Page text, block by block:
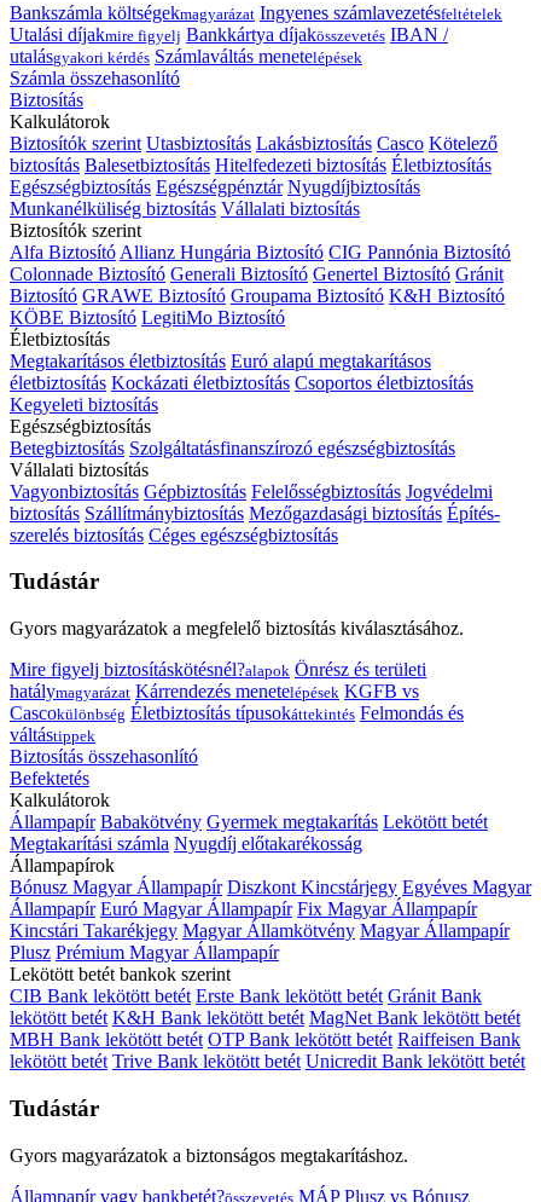
Bankszámla költségekmagyarázat Ingyenes számlavezetésfeltételek
Utalási díjakmire figyelj Bankkártya díjakösszevetés IBAN /
utalásgyakori kérdés Számlaváltás menetelépések
Számla összehasonlító
Biztosítás
Kalkulátorok
Biztosítók szerint Utasbiztosítás Lakásbiztosítás Casco Kötelező
biztosítás Balesetbiztosítás Hitelfedezeti biztosítás Életbiztosítás
Egészségbiztosítás Egészségpénztár Nyugdíjbiztosítás
Munkanélküliség biztosítás Vállalati biztosítás
Biztosítók szerint
Alfa Biztosító Allianz Hungária Biztosító CIG Pannónia Biztosító
Colonnade Biztosító Generali Biztosító Genertel Biztosító Gránit
Biztosító GRAWE Biztosító Groupama Biztosító K&H Biztosító
KÖBE Biztosító LegitiMo Biztosító
Életbiztosítás
Megtakarításos életbiztosítás Euró alapú megtakarításos
életbiztosítás Kockázati életbiztosítás Csoportos életbiztosítás
Kegyeleti biztosítás
Egészségbiztosítás
Betegbiztosítás Szolgáltatásfinanszírozó egészségbiztosítás
Vállalati biztosítás
Vagyonbiztosítás Gépbiztosítás Felelősségbiztosítás Jogvédelmi
biztosítás Szállítmánybiztosítás Mezőgazdasági biztosítás Építés-
szerelés biztosítás Céges egészségbiztosítás
Tudástár
Gyors magyarázatok a megfelelő biztosítás kiválasztásához.
Mire figyelj biztosításkötésnél?alapok Önrész és területi
hatálymagyarázat Kárrendezés menetelépések KGFB vs
Cascokülönbség Életbiztosítás típusokáttekintés Felmondás és
váltástippek
Biztosítás összehasonlító
Befektetés
Kalkulátorok
Állampapír Babakötvény Gyermek megtakarítás Lekötött betét
Megtakarítási számla Nyugdíj előtakarékosság
Állampapírok
Bónusz Magyar Állampapír Diszkont Kincstárjegy Egyéves Magyar
Állampapír Euró Magyar Állampapír Fix Magyar Állampapír
Kincstári Takarékjegy Magyar Államkötvény Magyar Állampapír
Plusz Prémium Magyar Állampapír
Lekötött betét bankok szerint
CIB Bank lekötött betét Erste Bank lekötött betét Gránit Bank
lekötött betét K&H Bank lekötött betét MagNet Bank lekötött betét
MBH Bank lekötött betét OTP Bank lekötött betét Raiffeisen Bank
lekötött betét Trive Bank lekötött betét Unicredit Bank lekötött betét
Tudástár
Gyors magyarázatok a biztonságos megtakarításhoz.
Állampapír vagy bankbetét?összevetés MÁP Plusz vs Bónusz